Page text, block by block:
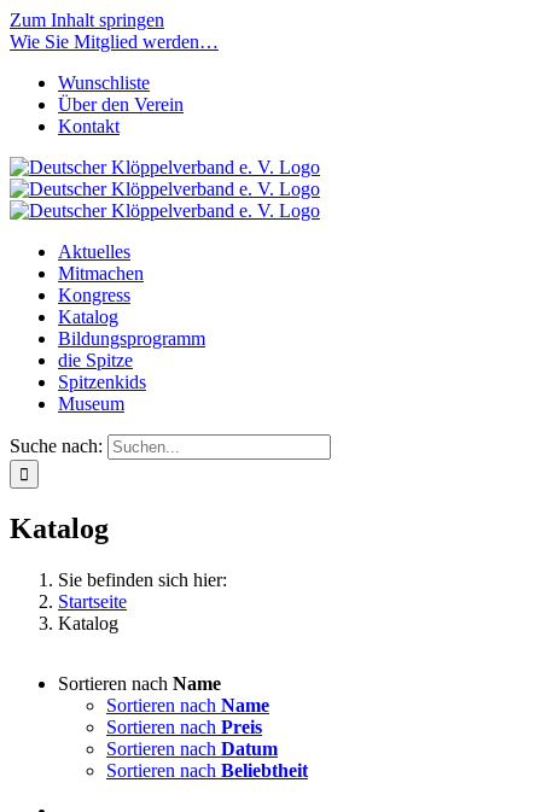
Zum Inhalt springen
Wie Sie Mitglied werden…
Wunschliste
Über den Verein
Kontakt
Aktuelles
Mitmachen
Kongress
Katalog
Bildungsprogramm
die Spitze
Spitzenkids
Museum
Suche nach:
Katalog
Sie befinden sich hier:
Startseite
Katalog
Sortieren nach Name
Sortieren nach Name
Sortieren nach Preis
Sortieren nach Datum
Sortieren nach Beliebtheit